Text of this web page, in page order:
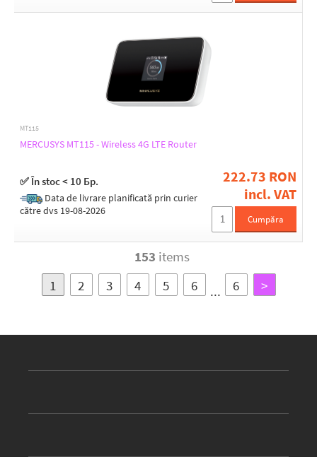
MT115
MERCUSYS MT115 - Wireless 4G LTE Router
✅ În stoc < 10 Бр.
Data de livrare planificată prin curier
către dvs 19-08-2026
222.73 RON
incl. VAT
Cumpăra
153 items
1
2 3 4 5 6 ... 6 >